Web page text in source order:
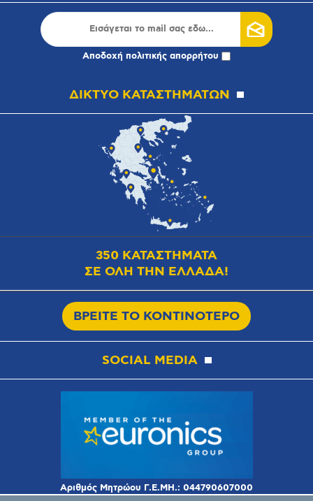
Αποδοχή πολιτικής απορρήτου
ΔΙΚΤΥΟ ΚΑΤΑΣΤΗΜΑΤΩΝ
350 ΚΑΤΑΣΤΗΜΑΤΑ
ΣΕ ΟΛΗ ΤΗΝ ΕΛΛΑΔΑ!
ΒΡΕΙΤΕ ΤΟ ΚΟΝΤΙΝΟΤΕΡΟ
SOCIAL MEDIA